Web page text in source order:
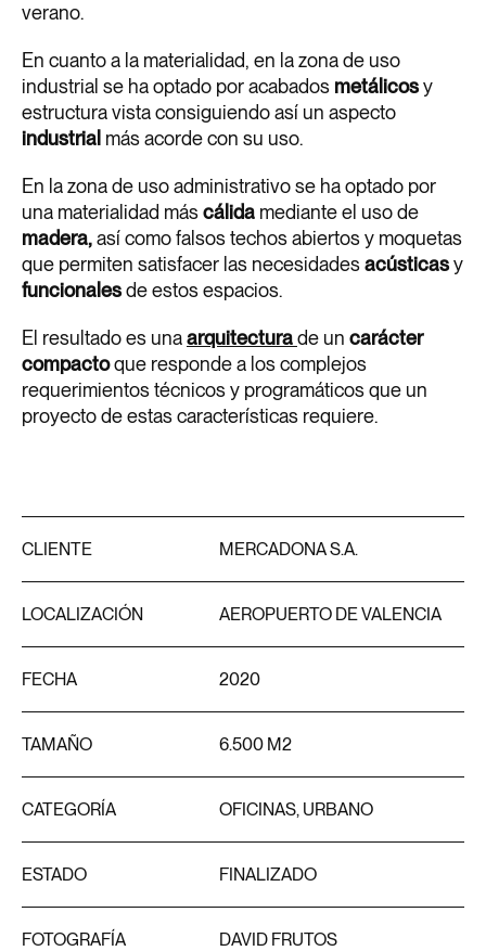
verano.
En cuanto a la materialidad, en la zona de uso
industrial se ha optado por acabados metálicosy
estructura vista consiguiendo así un aspecto
industrial más acorde con su uso.
En la zona de uso administrativo se ha optado por
una materialidad máscálida mediante el uso de
madera,así como falsos techos abiertos y moquetas
que permiten satisfacer las necesidadesacústicasy
funcionalesde estos espacios.
El resultado es unaarquitecturade un carácter
compactoque responde a los complejos
requerimientos técnicos y programáticos que un
proyecto de estas características requiere.
CLIENTE MERCADONA S.A.
LOCALIZACIÓN AEROPUERTO DE VALENCIA
FECHA 2020
TAMAÑO 6.500 M2
CATEGORÍA OFICINAS, URBANO
ESTADO FINALIZADO
FOTOGRAFÍA DAVID FRUTOS